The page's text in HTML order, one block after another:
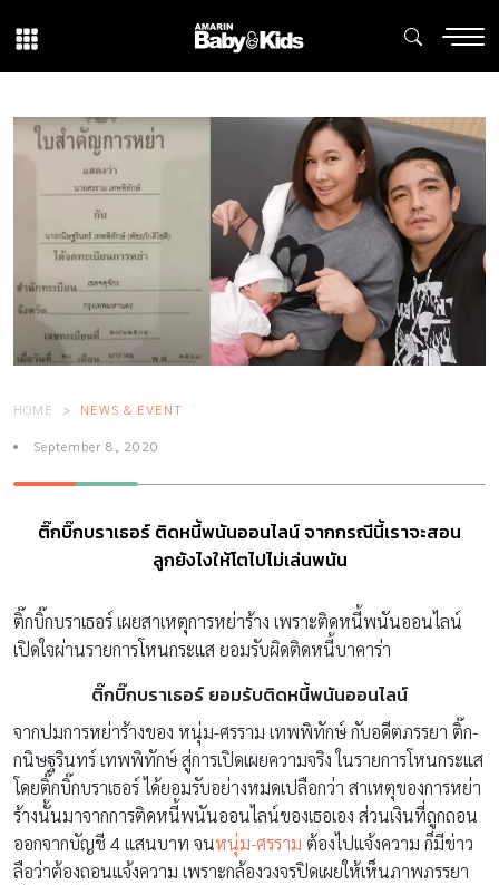
HOME NEWS & EVENT
September 8, 2020
ติ๊กบิ๊กบราเธอร์ ติดหนี้พนันออนไลน์ จากกรณีนี้เราจะสอน
ลูกยังไงให้โตไปไม่เล่นพนัน
ติ๊กบิ๊กบราเธอร์ เผยสาเหตุการหย่าร้าง เพราะติดหนี้พนันออนไลน์
เปิดใจผ่านรายการโหนกระแส ยอมรับผิดติดหนี้บาคาร่า
ติ๊กบิ๊กบราเธอร์ ยอมรับติดหนี้พนันออนไลน์
จากปมการหย่าร้างของ หนุ่ม-ศรราม เทพพิทักษ์ กับอดีตภรรยา ติ๊ก-
กนิษฐรินทร์ เทพพิทักษ์ สู่การเปิดเผยความจริง ในรายการโหนกระแส
โดยติ๊กบิ๊กบราเธอร์ ได้ยอมรับอย่างหมดเปลือกว่า สาเหตุของการหย่า
ร้างนั้นมาจากการติดหนี้พนันออนไลน์ของเธอเอง ส่วนเงินที่ถูกถอน
ออกจากบัญชี 4 แสนบาท จนหนุ่ม-ศรราม ต้องไปแจ้งความ ก็มีข่าว
ลือว่าต้องถอนแจ้งความ เพราะกล้องวงจรปิดเผยให้เห็นภาพภรรยา